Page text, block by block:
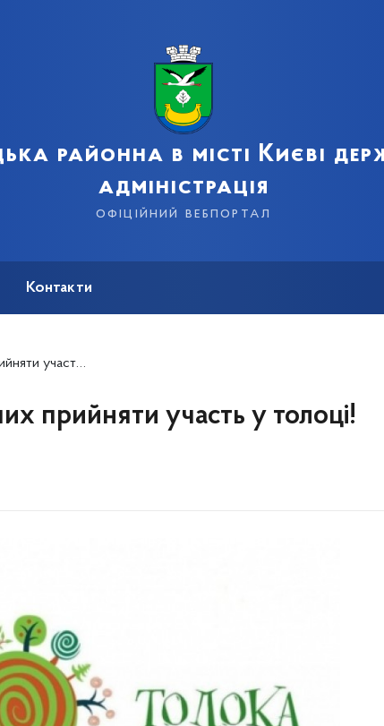
районна в місті Києві
адміністрація
офіційний вебпортал
Контакти
у толоці!
прийняти участь у толоці!